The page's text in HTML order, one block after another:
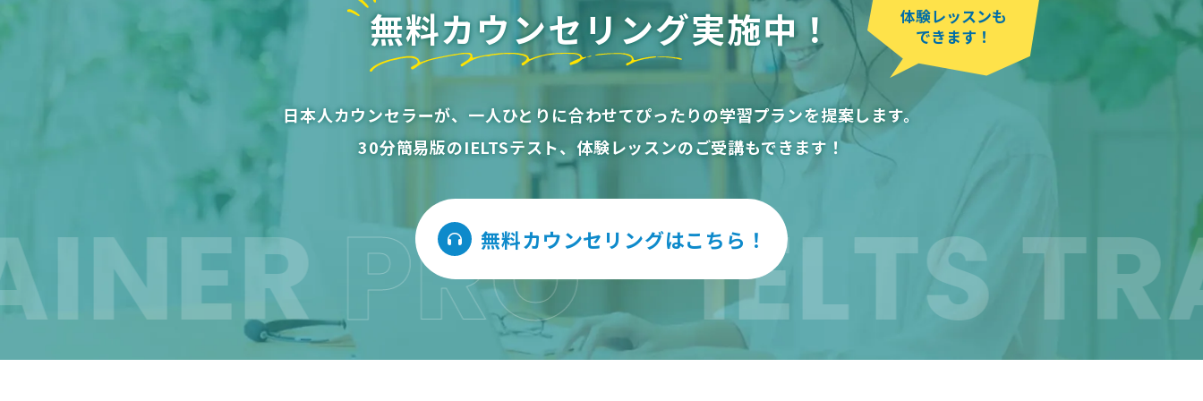
無料カウンセリング実施中！
体験レッスンも
できます！
日本人カウンセラーが、一人ひとりに合わせてぴったりの学習プランを提案します。
30分簡易版のIELTSテスト、体験レッスンのご受講もできます！
無料カウンセリングはこちら！
PRO IELTS